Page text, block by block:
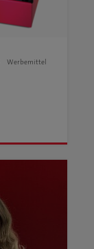
Werbemittel